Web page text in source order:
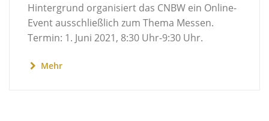
Hintergrund organisiert das CNBW ein Online-
Event ausschließlich zum Thema Messen.
Termin: 1. Juni 2021, 8:30 Uhr-9:30 Uhr.
Mehr